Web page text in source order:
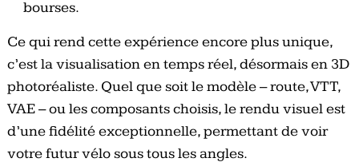
bourses.
Ce qui rend cette expérience encore plus unique,
c’est la visualisation en temps réel, désormais en 3D
photoréaliste. Quel que soit le modèle – route, VTT,
VAE – ou les composants choisis, le rendu visuel est
d’une fidélité exceptionnelle, permettant de voir
votre futur vélo sous tous les angles.